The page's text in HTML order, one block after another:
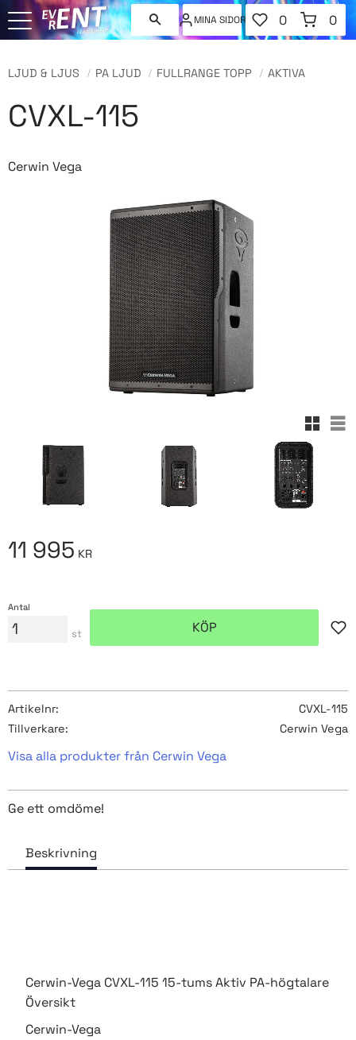
MINA SIDOR
FAVORITER
ANTAL
0
KUNDVAGN
0
LJUD & LJUS PA LJUD FULLRANGE TOPP AKTIVA
CVXL-115
Cerwin Vega
11 995 KR
Antal
st KÖP
Artikelnr
CVXL-115
Tillverkare
Cerwin Vega
Visa alla produkter från Cerwin Vega
Ge ett omdöme!
Cerwin-Vega CVXL-115 15-tums Aktiv PA-högtalare
Översikt
Cerwin-Vega